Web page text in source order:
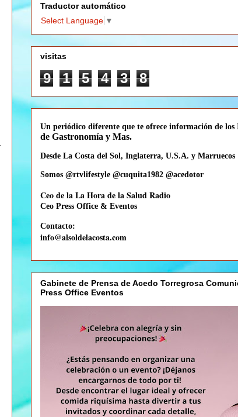
Traductor automático
Select Language ▼
visitas
9 1 5 4 3 8
Un periódico diferente que te ofrece información de los
de Gastronomía y Mas.
Desde La Costa del Sol, Inglaterra, U.S.A. y Marruecos
Somos @rtvlifestyle @cuquita1982 @acedotor
Ceo de la La Hora de la Salud Radio
Ceo Press Office & Eventos
Contacto:
info@alsoldelacosta.com
Gabinete de Prensa de Acedo Torregrosa
Press Office Eventos